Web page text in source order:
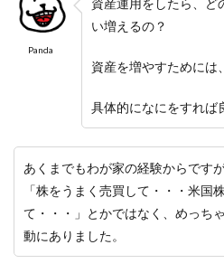
Panda
資産運用をしたら、ど
い増えるの？
資産を増やすためには
具体的になにをすれば
あくまでもわが家の経験からですが
「株をうまく売買して・・・米国
て・・・」とかではなく、めっち
動にありました。